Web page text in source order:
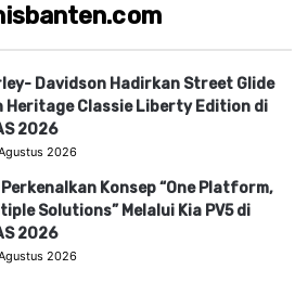
Davidson Hadirkan Street Glide
Heritage Classie Liberty Edition di
2026
2026
Perkenalkan Konsep “One Platform,
Solutions” Melalui Kia PV5 di
2026
2026